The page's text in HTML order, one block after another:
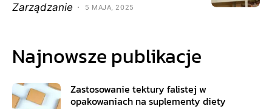
Zarządzanie 5 MAJA, 2025
Najnowsze publikacje
Zastosowanie tektury falistej w
opakowaniach na suplementy diety